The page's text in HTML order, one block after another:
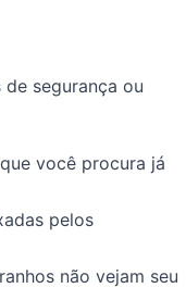
segurança ou
você procura já
pelos
não vejam seu